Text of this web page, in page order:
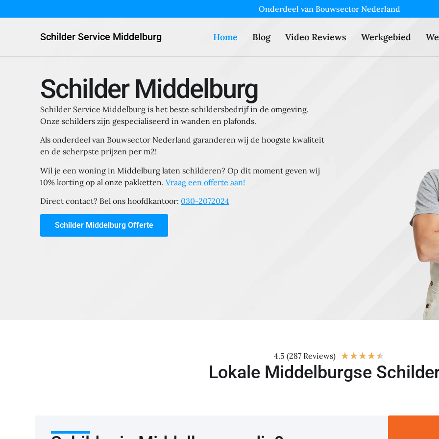
Onderdeel van Bouwsector Nederland
Schilder Service Middelburg Home Blog Video Reviews Werkgebied
Schilder Middelburg
Schilder Service Middelburg is het beste schildersbedrijf in de omgeving.
Onze schilders zijn gespecialiseerd in wanden en plafonds.
Als onderdeel van Bouwsector Nederland garanderen wij de hoogste kwaliteit
en de scherpste prijzen per m2!
Wil je een woning in Middelburg laten schilderen? Op dit moment geven wij
10% korting op al onze pakketten. Vraag een offerte aan!
Direct contact? Bel ons hoofdkantoor: 030-2072024
Schilder Middelburg Offerte
4.5 (287 Reviews) ★★★★★
Lokale Middelburgse